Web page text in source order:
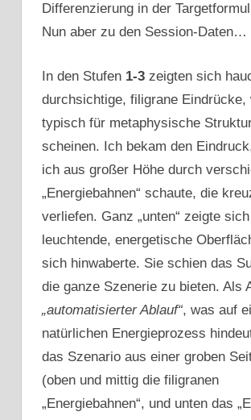
Differenzierung in der
Nun aber zu den Session-Daten…
In den Stufen 1-3 zeigten sich
durchsichtige, filigrane Eindrücke,
typisch für metaphysische
scheinen. Ich bekam den
ich aus großer Höhe durch
„Energiebahnen“ schaute, die
verliefen. Ganz „unten“ zeigte
leuchtende, energetische
sich hinwaberte. Sie schien das
die ganze Szenerie zu bieten. Als
„automatisierter Ablauf“, was auf
natürlichen Energieprozess
das Szenario aus einer groben
(oben und mittig die filigranen
„Energiebahnen“, und unten das